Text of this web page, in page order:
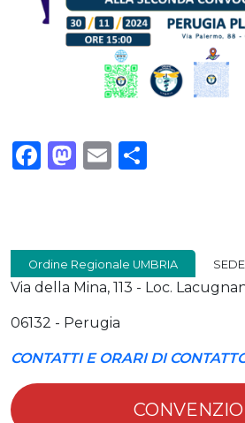
Facebook
Mastodon
Email
Ordine Regionale UMBRIA
Via della Mina, 113 - Loc.
06132 - Perugia
CONTATTI E ORARI DI